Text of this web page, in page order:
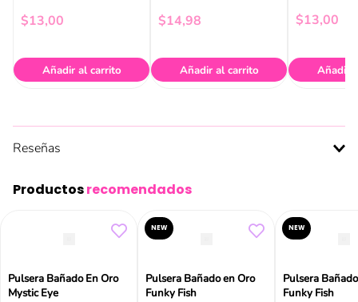
$13,00
Añadir al carrito
$14,98
Añadir al carrito
$13,00
Añadir
Reseñas
Productosrecomendados
Pulsera Bañado En Oro
Mystic Eye
NEW
Pulsera Bañado en Oro
Funky Fish
NEW
Pulsera
Funky Fish